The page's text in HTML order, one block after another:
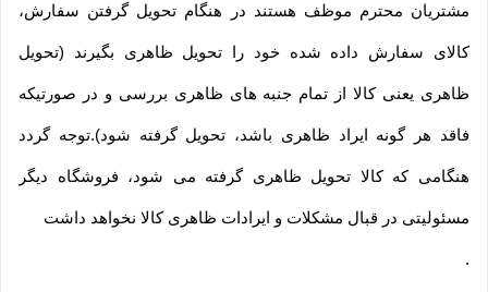
مشتریان محترم موظف هستند در هنگام تحویل گرفتن سفارش،
کالای سفارش داده شده خود را تحویل ظاهری بگیرند (تحویل
ظاهری یعنی کالا از تمام جنبه های ظاهری بررسی و در صورتیکه
فاقد هر گونه ایراد ظاهری باشد، تحویل گرفته شود).توجه گردد
هنگامی که کالا تحویل ظاهری گرفته می شود، فروشگاه دیگر
مسئولیتی در قبال مشکلات و ایرادات ظاهری کالا نخواهد داشت
.